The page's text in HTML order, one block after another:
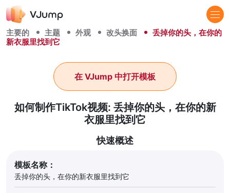
主要的 主题 外观 改头换面
丢掉你的头，在你的
新衣服里找到它
如何制作TikTok视频: 丢掉你的头，在你的新
衣服里找到它
在 VJump 中打开模板
快速概述
模板名称：
丢掉你的头，在你的新衣服里找到它